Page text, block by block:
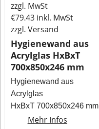
zzgl. MwSt
€79.43 inkl. MwSt
zzgl. Versand
Hygienewand aus
Acrylglas HxBxT
700x850x246 mm
Hygienewand aus
Acrylglas
HxBxT 700x850x246 mm
Mehr Infos